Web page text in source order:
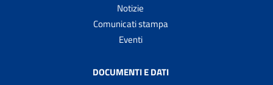
Notizie
Comunicati stampa
Eventi
DOCUMENTI E DATI